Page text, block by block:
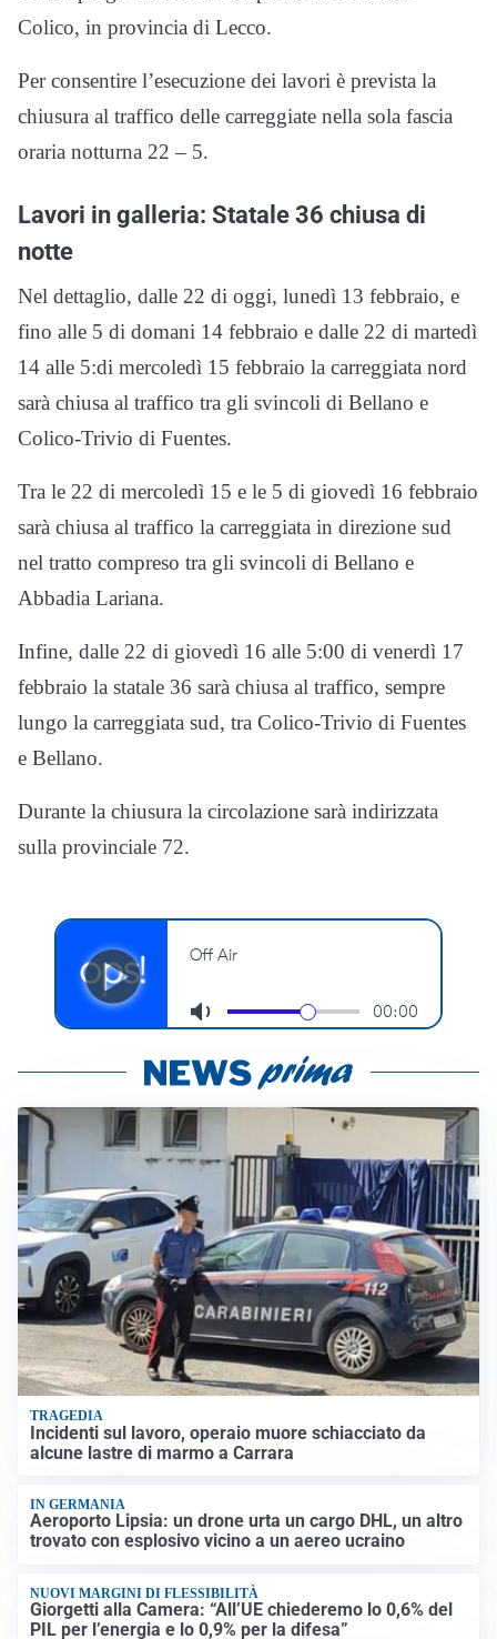
Colico, in provincia di Lecco.
Per consentire l’esecuzione dei lavori è prevista la
chiusura al traffico delle carreggiate nella sola fascia
oraria notturna 22 – 5.
Lavori in galleria: Statale 36 chiusa di
notte
Nel dettaglio, dalle 22 di oggi, lunedì 13 febbraio, e
fino alle 5 di domani 14 febbraio e dalle 22 di martedì
14 alle 5:di mercoledì 15 febbraio la carreggiata nord
sarà chiusa al traffico tra gli svincoli di Bellano e
Colico-Trivio di Fuentes.
Tra le 22 di mercoledì 15 e le 5 di giovedì 16 febbraio
sarà chiusa al traffico la carreggiata in direzione sud
nel tratto compreso tra gli svincoli di Bellano e
Abbadia Lariana.
Infine, dalle 22 di giovedì 16 alle 5:00 di venerdì 17
febbraio la statale 36 sarà chiusa al traffico, sempre
lungo la carreggiata sud, tra Colico-Trivio di Fuentes
e Bellano.
Durante la chiusura la circolazione sarà indirizzata
sulla provinciale 72.
TRAGEDIA
Incidenti sul lavoro, operaio muore schiacciato da
alcune lastre di marmo a Carrara
IN GERMANIA
Aeroporto Lipsia: un drone urta un cargo DHL, un altro
trovato con esplosivo vicino a un aereo ucraino
NUOVI MARGINI DI FLESSIBILITÀ
Giorgetti alla Camera: “All’UE chiederemo lo 0,6% del
PIL per l’energia e lo 0,9% per la difesa”